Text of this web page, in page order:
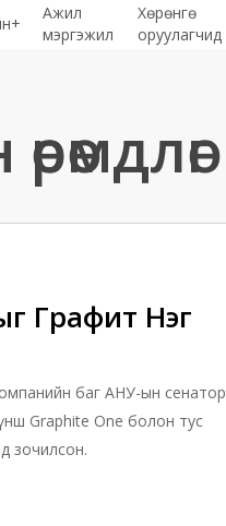
Ажил
мэргэжил
Хөрөнгө
оруулагчид
Графит Нэг
баг АНУ-ын сенатор
Graphite One болон тус
зочилсон.